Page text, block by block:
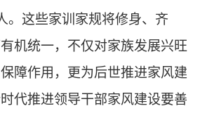
。这些家训家规将修身、齐
机统一，不仅对家族发展兴旺
障作用，更为后世推进家风建
代推进领导干部家风建设要善